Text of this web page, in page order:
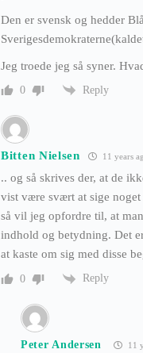
Den er svensk og hedder
Jeg troede jeg så syner.
0 Reply
Bitten Nielsen 11 years
.. og så skrives der, at de
vist være svært at sige
så vil jeg opfordre til, at
indhold og betydning. Det
at kaste om sig med disse
0 Reply
Peter Andersen 11